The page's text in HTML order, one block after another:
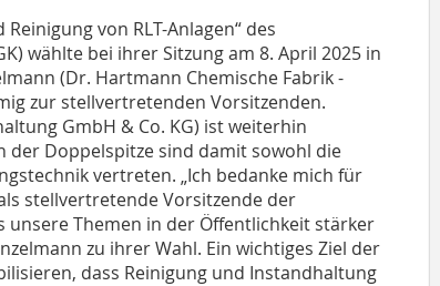
von RLT-Anlagen“ des
wählte bei ihrer Sitzung am 8. April 2025 in
(Dr. Hartmann Chemische Fabrik -
zur stellvertretenden Vorsitzenden.
GmbH & Co. KG) ist weiterhin
der Doppelspitze sind damit sowohl die
vertreten. „Ich bedanke mich für
stellvertretende Vorsitzende der
Themen in der Öffentlichkeit stärker
zu ihrer Wahl. Ein wichtiges Ziel der
dass Reinigung und Instandhaltung